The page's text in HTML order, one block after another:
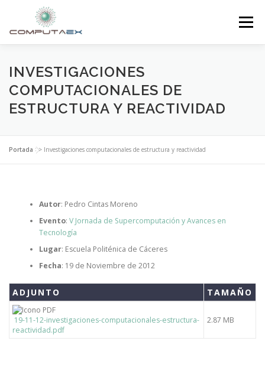
Menú
INICIO LA FUNDACIÓN
SUPERCOMPUTACIÓN NOTICIAS
INVESTIGACIÓN E INNOVACIÓN CONTACTO
INVESTIGACIONES
COMPUTACIONALES DE
ESTRUCTURA Y REACTIVIDAD
Portada >> Investigaciones computacionales de estructura y reactividad
Autor: Pedro Cintas Moreno
Evento: V Jornada de Supercomputación y Avances en
Tecnología
Lugar: Escuela Politénica de Cáceres
Fecha: 19 de Noviembre de 2012
ADJUNTO TAMAÑO
19-11-12-investigaciones-computacionales-estructura-
reactividad.pdf
2.87 MB